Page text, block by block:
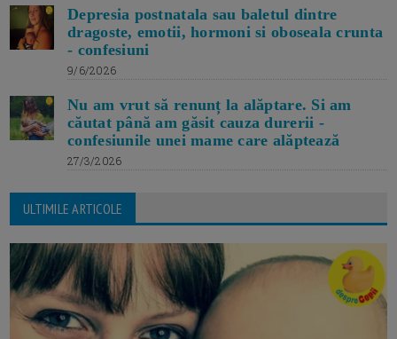
Depresia postnatala sau baletul dintre
dragoste, emotii, hormoni si oboseala crunta
- confesiuni
9/6/2026
Nu am vrut să renunț la alăptare. Si am
căutat până am găsit cauza durerii -
confesiunile unei mame care alăptează
27/3/2026
ULTIMILE ARTICOLE